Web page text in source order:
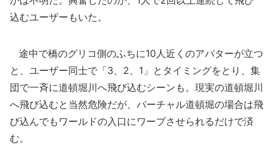
込むユーザーもいた。
途中で橋のグリコ側のふちに10人近くのアバターが立つ
と、ユーザー同士で「3、2、1」とタイミングをとり、集
団で一斉に道頓堀川へ飛び込むシーンも。現実の道頓堀川
へ飛び込むと当然危険だが、バーチャル道頓堀の場合は飛
び込んでもワールドの入口にワープさせられるだけで済
む。